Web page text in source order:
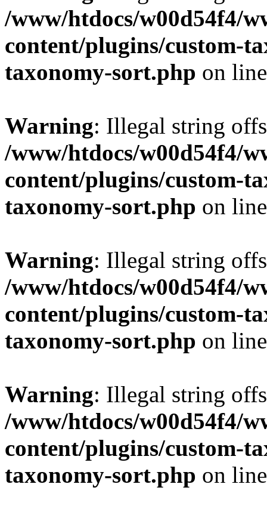
/www/htdocs/w00d54f4/
content/plugins/custom-
taxonomy-sort.php on
Warning: Illegal string
/www/htdocs/w00d54f4/
content/plugins/custom-
taxonomy-sort.php on
Warning: Illegal string
/www/htdocs/w00d54f4/
content/plugins/custom-
taxonomy-sort.php on
Warning: Illegal string
/www/htdocs/w00d54f4/
content/plugins/custom-
taxonomy-sort.php on